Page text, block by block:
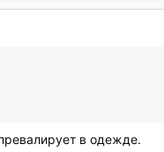
в одежде.